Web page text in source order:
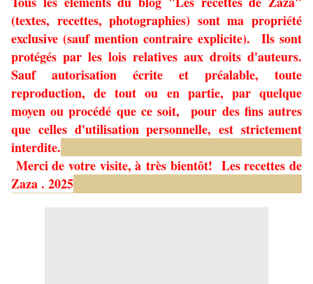
(textes, recettes, photographies) sont ma propriété
exclusive (sauf mention contraire explicite). Ils sont
protégés par les lois relatives aux droits d'auteurs.
Sauf autorisation écrite et préalable, toute
reproduction, de tout ou en partie, par quelque
moyen ou procédé que ce soit, pour des fins autres
que celles d'utilisation personnelle, est strictement
interdite.
Merci de votre visite, à très bientôt! Les recettes de
Zaza . 2025